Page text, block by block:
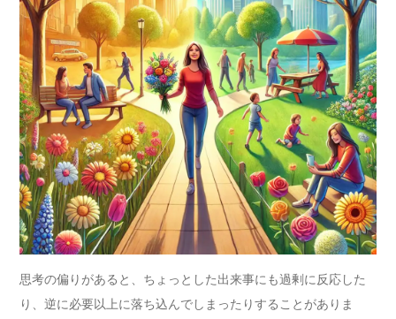
思考の偏りがあると、ちょっとした出来事にも過剰に反応した
り、逆に必要以上に落ち込んでしまったりすることがありま